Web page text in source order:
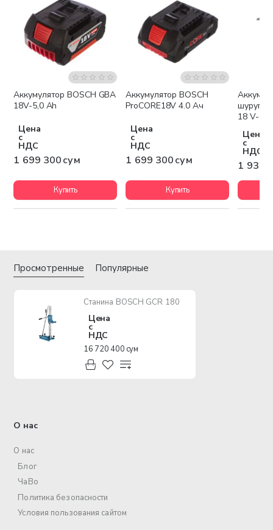
Бесплатная доставка
Аккумулятор BOSCH GBA
18V-5,0 Ah
Цена
с
НДС
1 699 300 сум
Купить
Бесплатная доставка
Аккумулятор BOSCH
ProCORE18V 4.0 Ач
Цена
с
НДС
1 699 300 сум
Купить
18 V-
Цена
с
НДС
1 932
Просмотренные Популярные
Станина BOSCH GCR 180
Цена
с
НДС
16 720 400 сум
О нас
О нас
Блог
ЧаВо
Политика безопасности
Условия пользования сайтом